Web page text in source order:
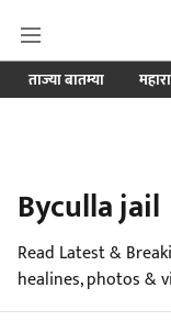
ताज्या बातम्या
Byculla jail
Read Latest &
healines, photos &